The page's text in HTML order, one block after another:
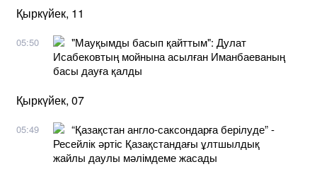
Қыркүйек, 11
05:50
"Мауқымды басып қайттым": Дулат
Исабековтың мойнына асылған Иманбаеваның
басы дауға қалды
Қыркүйек, 07
05:49
“Қазақстан англо-саксондарға берілуде” -
Ресейлік әртіс Қазақстандағы ұлтшылдық
жайлы даулы мәлімдеме жасады